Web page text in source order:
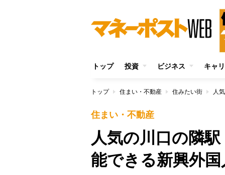
トップ 投資 ビジネス キャ
トップ 住まい・不動産 住みたい街
住まい・不動産
人気の川口の隣
能できる新興外